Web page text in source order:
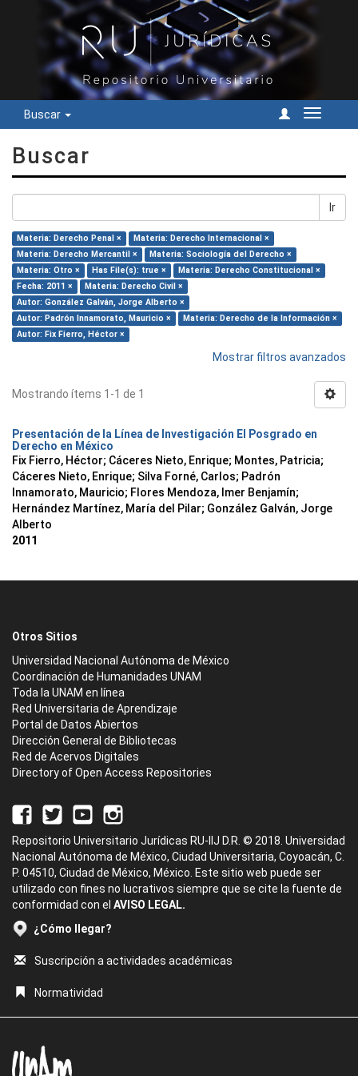
Buscar
Cambiar
Buscar
Ir
Materia: Derecho Penal ×
Materia: Derecho Internacional ×
Materia: Derecho Mercantil ×
Materia: Sociología del Derecho ×
Materia: Otro ×
Has File(s): true ×
Materia: Derecho Constitucional ×
Fecha: 2011 ×
Materia: Derecho Civil ×
Autor: González Galván, Jorge Alberto ×
Autor: Padrón Innamorato, Mauricio ×
Materia: Derecho de la Información ×
Autor: Fix Fierro, Héctor ×
Mostrar filtros avanzados
Mostrando ítems 1-1 de 1
Presentación de la Línea de Investigación El Posgrado en
Derecho en México
Fix Fierro, Héctor; Cáceres Nieto, Enrique; Montes, Patricia;
Cáceres Nieto, Enrique; Silva Forné, Carlos; Padrón
Innamorato, Mauricio; Flores Mendoza, Imer Benjamín;
Hernández Martínez, María del Pilar; González Galván, Jorge
Alberto
2011
Otros Sitios
Universidad Nacional Autónoma de México
Coordinación de Humanidades UNAM
Toda la UNAM en línea
Red Universitaria de Aprendizaje
Portal de Datos Abiertos
Dirección General de Bibliotecas
Red de Acervos Digitales
Directory of Open Access Repositories
Repositorio Universitario Jurídicas RU-IIJ D.R. © 2018. Universidad
Nacional Autónoma de México, Ciudad Universitaria, Coyoacán, C.
P. 04510, Ciudad de México, México. Este sitio web puede ser
utilizado con fines no lucrativos siempre que se cite la fuente de
conformidad con el AVISO LEGAL.
¿Cómo llegar?
Suscripción a actividades académicas
Normatividad